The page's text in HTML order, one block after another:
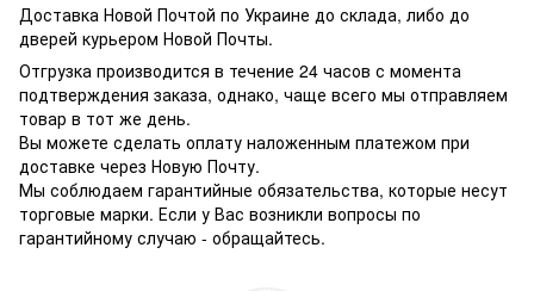
Доставка Новой Почтой по Украине до склада, либо до
дверей курьером Новой Почты.
Отгрузка производится в течение 24 часов с момента
подтверждения заказа, однако, чаще всего мы отправляем
товар в тот же день.
Вы можете сделать оплату наложенным платежом при
доставке через Новую Почту.
Мы соблюдаем гарантийные обязательства, которые несут
торговые марки. Если у Вас возникли вопросы по
гарантийному случаю - обращайтесь.